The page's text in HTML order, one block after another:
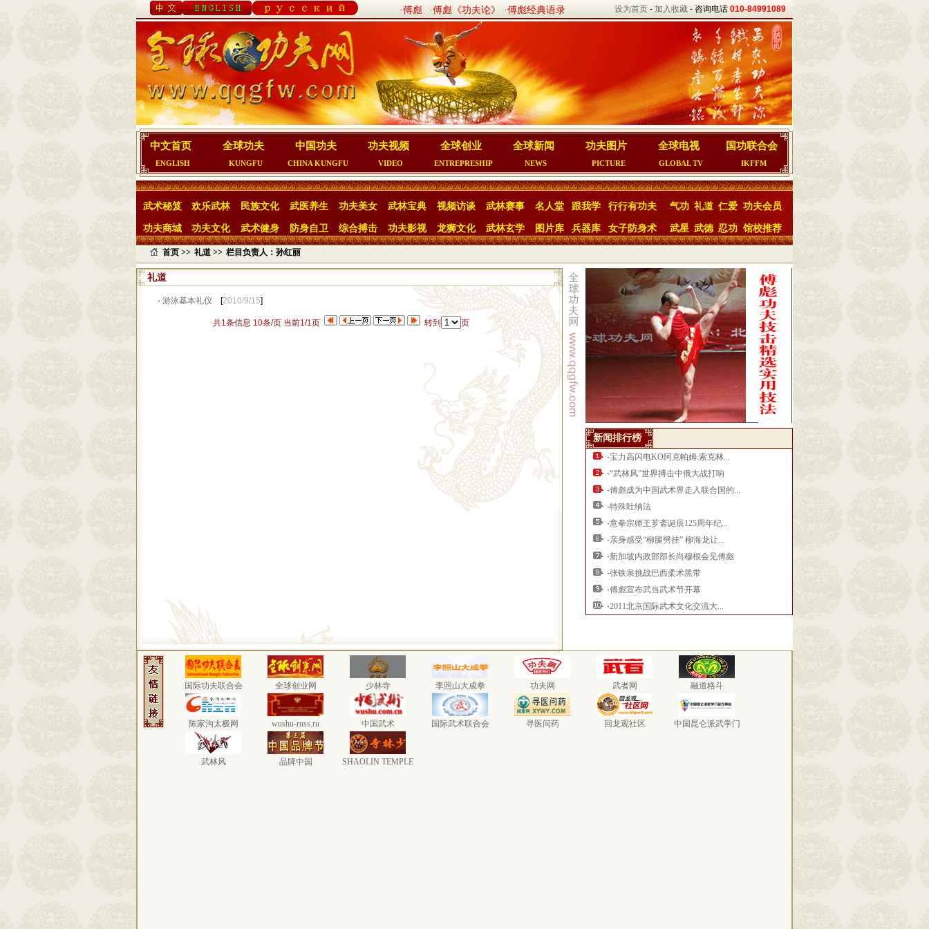
·傅彪 ·傅彪《功夫论》 ·傅彪经典语录 设为首页 - 加入收藏 - 咨询电话 010-84991089
中文首页
ENGLISH
全球功夫
KUNGFU
中国功夫
CHINA KUNGFU
功夫视频
VIDEO
全球创业
ENTREPRESHIP
全球新闻
NEWS
功夫图片
PICTURE
全球电视
GLOBAL TV
国功联合会
IKFFM
武术秘笈 欢乐武林 民族文化 武医养生 功夫美女 武林宝典 视频访谈 武林赛事 名人堂 跟我学 行行有功夫 气功 礼道 仁爱 功夫会员
功夫商城 功夫文化 武术健身 防身自卫 综合搏击 功夫影视 龙狮文化 武林玄学 图片库 兵器库 女子防身术 武星 武德 忍功 馆校推荐
首页 >> 礼道 >> 栏目负责人：孙红丽
礼道
· 游泳基本礼仪 [2010/9/15]
共1条信息 10条/页 当前1/1页 转到 页
新闻排行榜
·宝力高闪电KO阿克帕姆.索克林...
·“武林风”世界搏击中俄大战打响
·傅彪成为中国武术界走入联合国的...
·特殊吐纳法
·意拳宗师王芗斋诞辰125周年纪...
·亲身感受“柳腿劈挂” 柳海龙让...
·新加坡内政部部长尚穆根会见傅彪
·张铁泉挑战巴西柔术黑带
·傅彪宣布武当武术节开幕
·2011北京国际武术文化交流大...
国际功夫联合会 全球创业网 少林寺 李照山大成拳 功夫网 武者网 融道格斗
陈家沟太极网 wushu-russ.ru 中国武术 国际武术联合会 寻医问药 回龙观社区 中国昆仑派武学门
武林风 品牌中国 SHAOLIN TEMPLE